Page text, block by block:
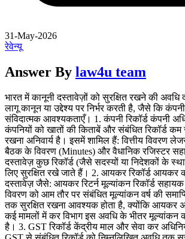
31-May-2026
रेवेन्यू
Answer By law4u team
भारत में कानूनी दस्तावेज़ों को सुरक्षित रखने की
लागू कानून या उद्देश्य पर निर्भर करती है, जैसे कि
संविदात्मक आवश्यकताएँ। 1. कंपनी रिकॉर्ड कंपनी
कंपनियों को खातों की किताबें और संबंधित रिकॉर्ड कम
रखना अनिवार्य है। इसमें शामिल हैं: वित्तीय विवरण
बैठक के विवरण (Minutes) और वैधानिक रजिस्टर
दस्तावेज़ कुछ रिकॉर्ड (जैसे सदस्यों या निदेशकों के
लिए सुरक्षित रखे जाते हैं। 2. आयकर रिकॉर्ड आयकर
दस्तावेज़ जैसे: आयकर रिटर्न मूल्यांकन रिकॉर्ड
विवरण को आम तौर पर संबंधित मूल्यांकन वर्ष की
तक सुरक्षित रखना आवश्यक होता है, क्योंकि आयकर
कई मामलों में कर विभाग इस अवधि के भीतर
है। 3. GST रिकॉर्ड केंद्रीय माल और सेवा कर